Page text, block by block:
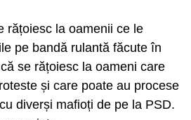
rățoiesc la oamenii ce le
pe bandă rulantă făcute în
se rățoiesc la oameni care
și care poate au procese
diverși mafioți de pe la PSD.